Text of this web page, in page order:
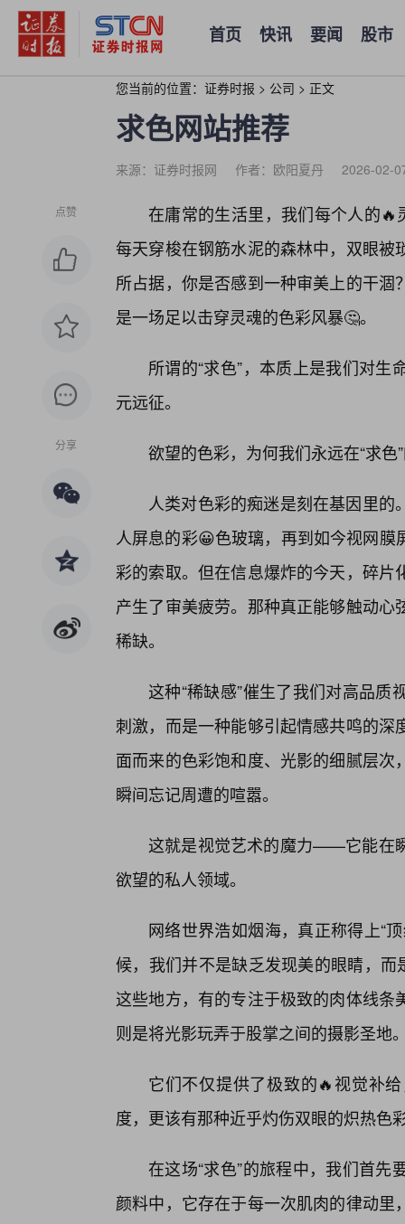
首页 快讯 要闻 股市
您当前的位置： 证券时报 > 公司 > 正文
求色网站推荐
来源：证券时报网 作者：欧阳夏丹 2026-02-
点赞
分享
在庸常的生活里，我们每个人的🔥
每天穿梭在钢筋水泥的森林中，双眼
所占据，你是否感到一种审美上的干
是一场足以击穿灵魂的色彩风暴🤔。
所谓的“求色”，本质上是我们对
元远征。
欲望的色彩，为何我们永远在“求色
人类对色彩的痴迷是刻在基因里
人屏息的彩😀色玻璃，再到如今视网
彩的索取。但在信息爆炸的今天，碎
产生了审美疲劳。那种真正能够触动
稀缺。
这种“稀缺感”催生了我们对高品
刺激，而是一种能够引起情感共鸣的
面而来的色彩饱和度、光影的细腻层
瞬间忘记周遭的喧嚣。
这就是视觉艺术的魔力——它能在
欲望的私人领域。
网络世界浩如烟海，真正称得上“
候，我们并不是缺乏发现美的眼睛，
这些地方，有的专注于极致的肉体线
则是将光影玩弄于股掌之间的摄影圣地
它们不仅提供了极致的🔥视觉补
度，更该有那种近乎灼伤双眼的炽热色
在这场“求色”的旅程中，我们首
颜料中，它存在于每一次肌肉的律动